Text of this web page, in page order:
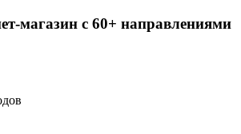
магазин с 60+ направлениями